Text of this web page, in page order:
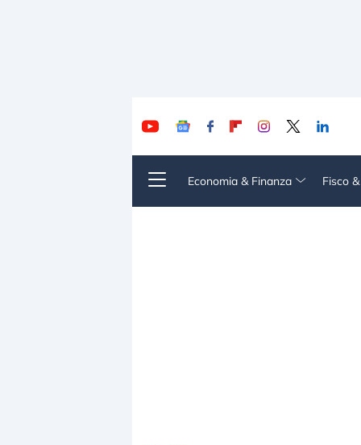
Economia & Finanza Fisco